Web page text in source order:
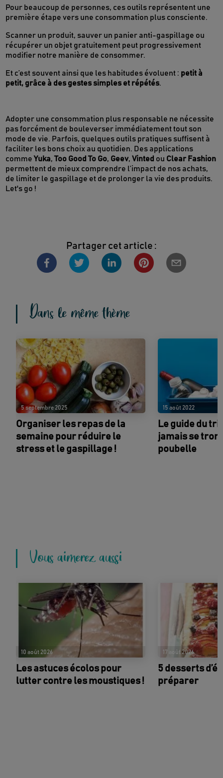
Pour beaucoup de personnes, ces outils représentent une
première étape vers une consommation plus consciente.
Scanner un produit, sauver un panier anti-gaspillage ou
récupérer un objet gratuitement peut progressivement
modifier notre manière de consommer.
Et c’est souvent ainsi que les habitudes évoluent : petit à
petit, grâce à des gestes simples et répétés.
Adopter une consommation plus responsable ne nécessite
pas forcément de bouleverser immédiatement tout son
mode de vie. Parfois, quelques outils pratiques suffisent à
faciliter les bons choix au quotidien. Des applications
commeYuka,Too Good To Go, Geev,Vinted ou Clear Fashion
permettent de mieux comprendre l’impact de nos achats,
de limiter le gaspillage et de prolonger la vie des produits.
Let's go !
Partager cet article :
Dans le même thème
5 septembre 2025
Organiser les repas de la
semaine pour réduire le
stress et le gaspillage !
15 août 2022
Le guide du tri
jamais se
poubelle
Vous aimerez aussi
10 août 2026
Les astuces écolos pour
lutter contre les moustiques !
17 août 2026
5 desserts
préparer